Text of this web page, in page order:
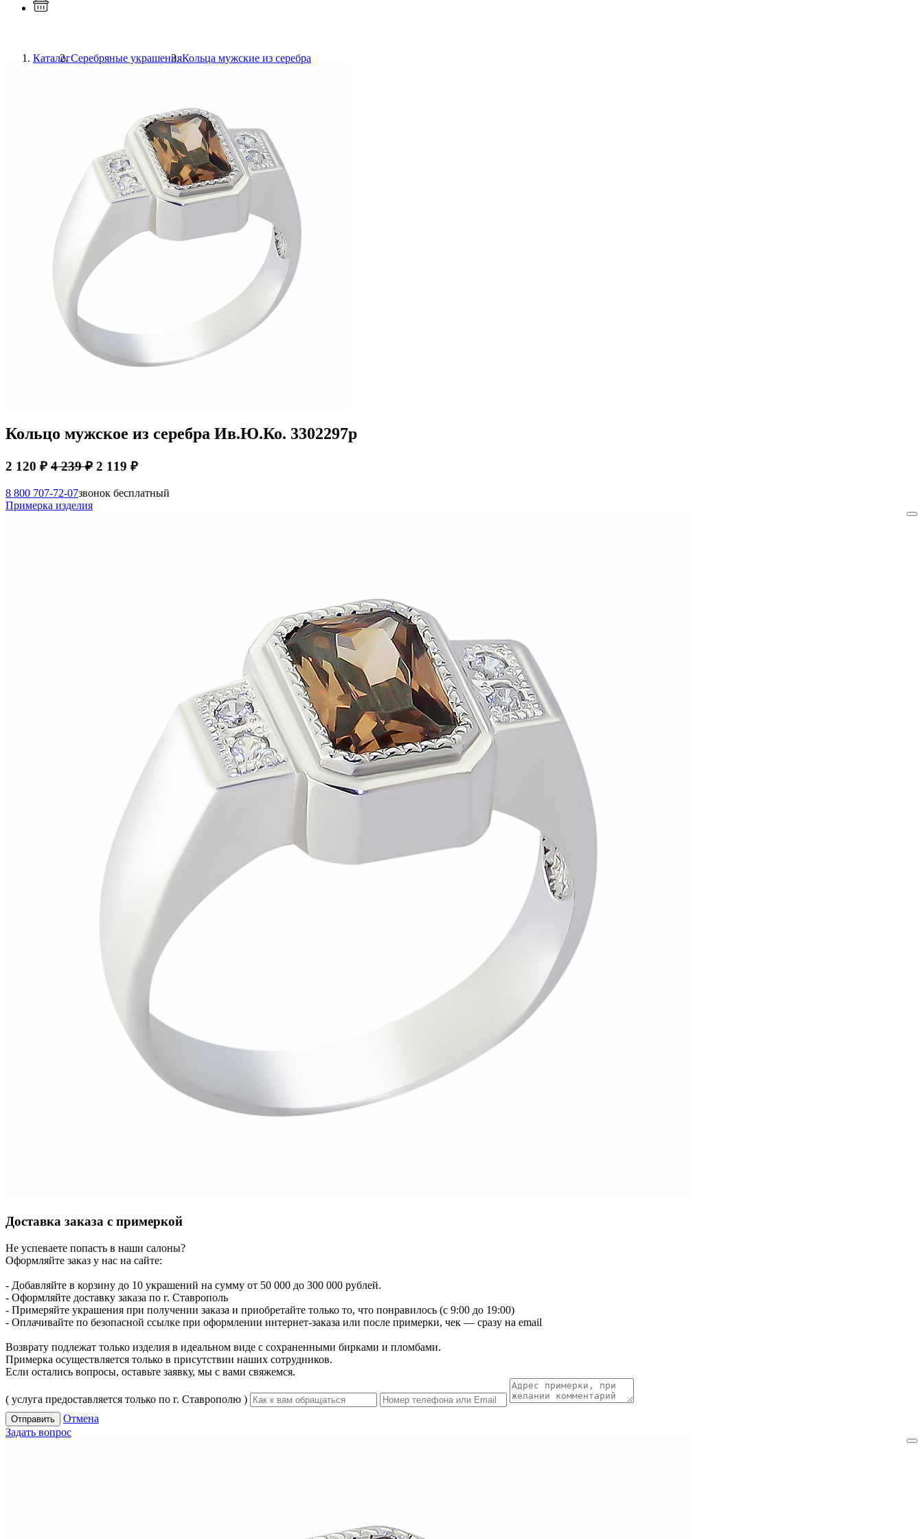
КаталогСеребряные украшенияКольца мужские из серебра
Кольцо мужское из серебра Ив.Ю.Ко. 3302297р
2 120 ₽ 4 239 ₽ 2 119 ₽
8 800 707-72-07звонок бесплатный
Примерка изделия
Доставка заказа с примеркой
Не успеваете попасть в наши салоны?
Оформляйте заказ у нас на сайте:
- Добавляйте в корзину до 10 украшений на сумму от 50 000 до 300 000 рублей.
- Оформляйте доставку заказа по г. Ставрополь
- Примеряйте украшения при получении заказа и приобретайте только то, что понравилось (с 9:00 до 19:00)
- Оплачивайте по безопасной ссылке при оформлении интернет-заказа или после примерки, чек — сразу на email
Возврату подлежат только изделия в идеальном виде с сохраненными бирками и пломбами.
Примерка осуществляется только в присутствии наших сотрудников.
Если остались вопросы, оставьте заявку, мы с вами свяжемся.
( услуга предоставляется только по г. Ставрополю )
Отправить
Отмена
Задать вопрос